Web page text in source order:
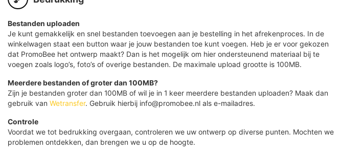
Bestanden uploaden
Je kunt gemakkelijk en snel bestanden toevoegen aan je bestelling in het afrekenproces. In de
winkelwagen staat een button waar je jouw bestanden toe kunt voegen. Heb je er voor gekozen
dat PromoBee het ontwerp maakt? Dan is het mogelijk om hier ondersteunend materiaal bij te
voegen zoals logo’s, foto’s of overige bestanden. De maximale upload grootte is 100MB.
Meerdere bestanden of groter dan 100MB?
Zijn je bestanden groter dan 100MB of wil je in 1 keer meerdere bestanden uploaden? Maak dan
gebruik van Wetransfer. Gebruik hierbij info@promobee.nl als e-mailadres.
Controle
Voordat we tot bedrukking overgaan, controleren we uw ontwerp op diverse punten. Mochten we
problemen ontdekken, dan brengen we u op de hoogte.